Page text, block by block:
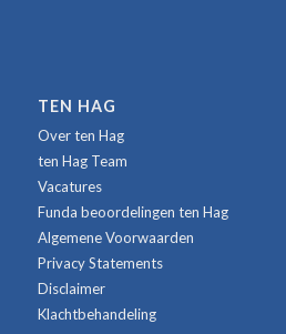
TEN HAG
Over ten Hag
ten Hag Team
Vacatures
Funda beoordelingen ten Hag
Algemene Voorwaarden
Privacy Statements
Disclaimer
Klachtbehandeling